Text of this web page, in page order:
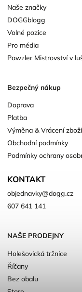
Naše značky
DOGGblogg
Volné pozice
Pro média
Pawzler Mistrovství v
Bezpečný nákup
Doprava
Platba
Výměna & Vrácení zboží
Obchodní podmínky
Podmínky ochrany
KONTAKT
objednavky@dogg.cz
607 641 141
NAŠE PRODEJNY
Holešovická tržnice
Říčany
Bez obalu